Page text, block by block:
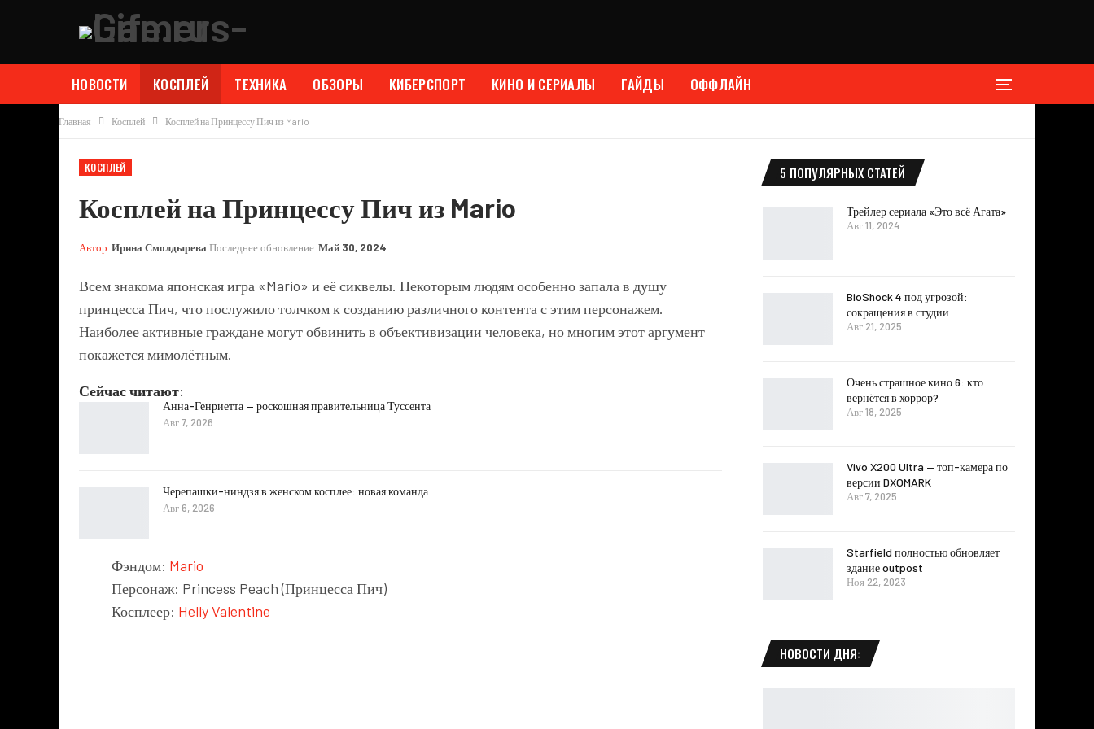
НОВОСТИ КОСПЛЕЙ ТЕХНИКА ОБЗОРЫ КИБЕРСПОРТ КИНО И СЕРИАЛЫ ГАЙДЫ ОФФЛАЙН
Главная Косплей Косплей на Принцессу Пич из Mario
КОСПЛЕЙ
Косплей на Принцессу Пич из Mario
Автор Ирина СмолдыреваПоследнее обновление Май 30, 2024
Всем знакома японская игра «Mario» и её сиквелы. Некоторым людям особенно запала в душу
принцесса Пич, что послужило толчком к созданию различного контента с этим персонажем.
Наиболее активные граждане могут обвинить в объективизации человека, но многим этот аргумент
покажется мимолётным.
Сейчас читают:
Анна-Генриетта — роскошная правительница Туссента
Авг 7, 2026
Черепашки-ниндзя в женском косплее: новая команда
Авг 6, 2026
Фэндом: Mario
Персонаж: Princess Peach (Принцесса Пич)
Косплеер: Helly Valentine
5 ПОПУЛЯРНЫХ СТАТЕЙ
Трейлер сериала «Это всё Агата»
Авг 11, 2024
BioShock 4 под угрозой:
сокращения в студии
Авг 21, 2025
Очень страшное кино 6: кто
вернётся в хоррор?
Авг 18, 2025
Vivo X200 Ultra — топ-камера по
версии DXOMARK
Авг 7, 2025
Starfield полностью обновляет
здание outpost
Ноя 22, 2023
НОВОСТИ ДНЯ: